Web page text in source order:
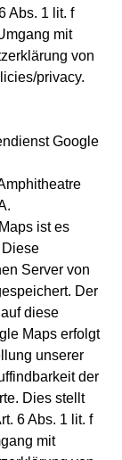
Abs. 1 lit. f
mit
von
privacy.
Google
ist es
Diese
Server von
Der
diese
Maps erfolgt
unserer
der
Dies stellt
6 Abs. 1 lit. f
mit